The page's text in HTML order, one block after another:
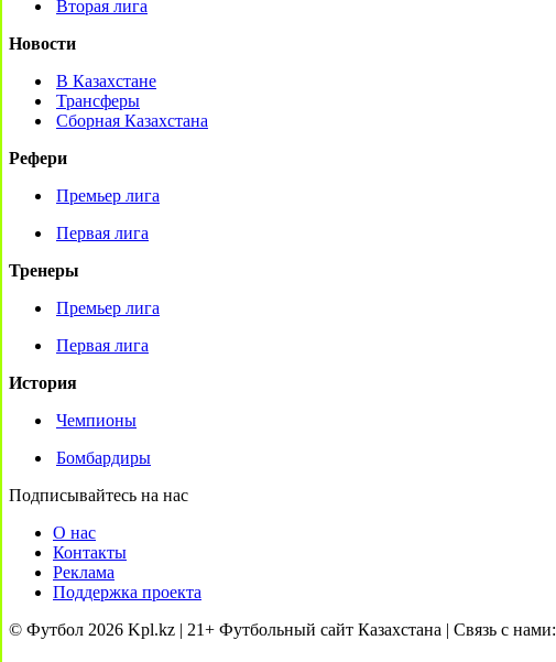
Вторая лига
Новости
В Казахстане
Трансферы
Сборная Казахстана
Рефери
Премьер лига
Первая лига
Тренеры
Премьер лига
Первая лига
История
Чемпионы
Бомбардиры
Подписывайтесь на нас
О нас
Контакты
Реклама
Поддержка проекта
© Футбол 2026 Kpl.kz | 21+ Футбольный сайт Казахстана | Связь с нами: